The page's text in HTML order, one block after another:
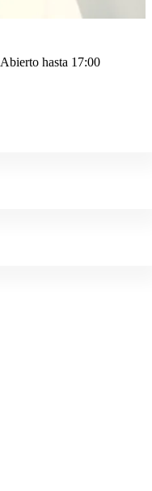
Abierto hasta 17:00